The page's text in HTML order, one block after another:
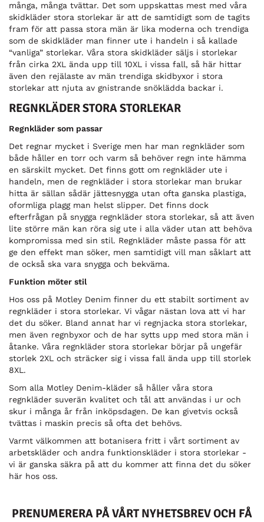
många, många tvättar. Det som uppskattas mest med våra
skidkläder stora storlekar är att de samtidigt som de tagits
fram för att passa stora män är lika moderna och trendiga
som de skidkläder man finner ute i handeln i så kallade
“vanliga” storlekar. Våra stora skidkläder säljs i storlekar
från cirka 2XL ända upp till 10XL i vissa fall, så här hittar
även den rejälaste av män trendiga skidbyxor i stora
storlekar att njuta av gnistrande snöklädda backar i.
REGNKLÄDER STORA STORLEKAR
Regnkläder som passar
Det regnar mycket i Sverige men har man regnkläder som
både håller en torr och varm så behöver regn inte hämma
en särskilt mycket. Det finns gott om regnkläder ute i
handeln, men de regnkläder i stora storlekar man brukar
hitta är sällan sådär jättesnygga utan ofta ganska plastiga,
oformliga plagg man helst slipper. Det finns dock
efterfrågan på snygga regnkläder stora storlekar, så att även
lite större män kan röra sig ute i alla väder utan att behöva
kompromissa med sin stil. Regnkläder måste passa för att
ge den effekt man söker, men samtidigt vill man såklart att
de också ska vara snygga och bekväma.
Funktion möter stil
Hos oss på Motley Denim finner du ett stabilt sortiment av
regnkläder i stora storlekar. Vi vågar nästan lova att vi har
det du söker. Bland annat har vi regnjacka stora storlekar,
men även regnbyxor och de har sytts upp med stora män i
åtanke. Våra regnkläder stora storlekar börjar på ungefär
storlek 2XL och sträcker sig i vissa fall ända upp till storlek
8XL.
Som alla Motley Denim-kläder så håller våra stora
regnkläder suverän kvalitet och tål att användas i ur och
skur i många år från inköpsdagen. De kan givetvis också
tvättas i maskin precis så ofta det behövs.
Varmt välkommen att botanisera fritt i vårt sortiment av
arbetskläder och andra funktionskläder i stora storlekar -
vi är ganska säkra på att du kommer att finna det du söker
här hos oss.
PRENUMERERA PÅ VÅRT NYHETSBREV OCH FÅ